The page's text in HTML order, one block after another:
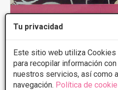
Tu privacidad
Este sitio web utiliza
para recopilar información
nuestros servicios, así como
navegación. Política de
Salon Pepi
4 7
C/ Plaza de San Anton, 9, Bajo,
Benavente, Zamora